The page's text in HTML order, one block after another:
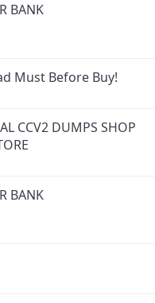
BANK
Must Before Buy!
CCV2 DUMPS SHOP
BANK